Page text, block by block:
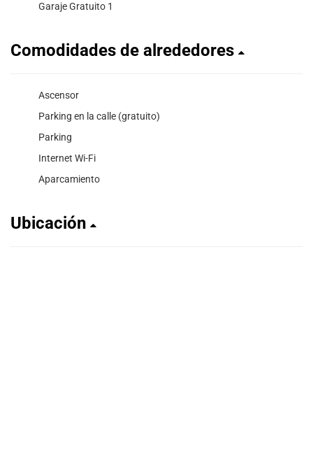
Garaje Gratuito 1
Comodidades de alrededores
Ascensor
Parking en la calle (gratuito)
Parking
Internet Wi-Fi
Aparcamiento
Ubicación